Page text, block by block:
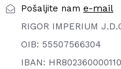
Pošaljite nam e-mail
RIGOR IMPERIUM
OIB: 55507566304
IBAN: